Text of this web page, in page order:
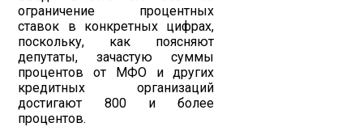
ограничение процентных
ставок в конкретных цифрах,
поскольку, как поясняют
депутаты, зачастую суммы
процентов от МФО и других
кредитных организаций
достигают 800 и более
процентов.